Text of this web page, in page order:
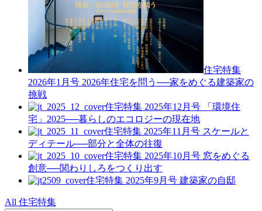
住宅特集
2026年1月号 2026年住宅を問う──家をめぐる建築家の
挑戦
住宅特集 2025年12月号
「環境住
宅」2025──暮らしのエコロジーの現在地
住宅特集 2025年11月号 スケールと
ディテール──部分と全体の往復
住宅特集 2025年10月号 窓をめぐる
創意──関わりしろをつくり出す
住宅特集 2025年9月号 建築家の自邸
All 住宅特集